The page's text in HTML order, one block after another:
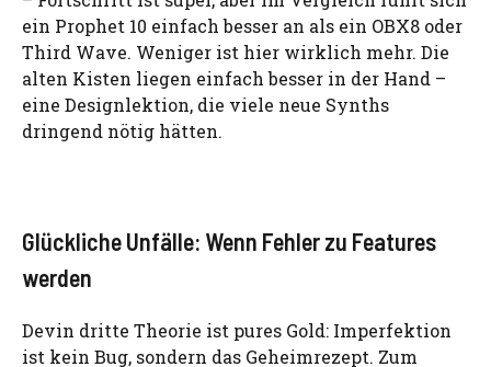
ein Prophet 10 einfach besser an als ein OBX8 oder
Third Wave. Weniger ist hier wirklich mehr. Die
alten Kisten liegen einfach besser in der Hand –
eine Designlektion, die viele neue Synths
dringend nötig hätten.
Glückliche Unfälle: Wenn Fehler zu Features
werden
Devin dritte Theorie ist pures Gold: Imperfektion
ist kein Bug, sondern das Geheimrezept. Zum